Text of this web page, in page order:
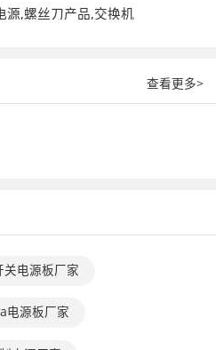
源,螺丝刀产品,交换机
查看更多>
关电源板厂家
电源板厂家